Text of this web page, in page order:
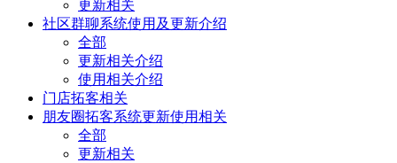
更新相关
社区群聊系统使用及更新介绍
全部
更新相关介绍
使用相关介绍
门店拓客相关
朋友圈拓客系统更新使用相关
全部
更新相关